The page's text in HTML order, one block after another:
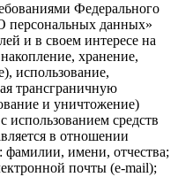
Федерального
персональных данных»
и в своем интересе на
хранение,
использование,
трансграничную
и уничтожение)
средств
в отношении
имени, отчества;
почты (e-mail);